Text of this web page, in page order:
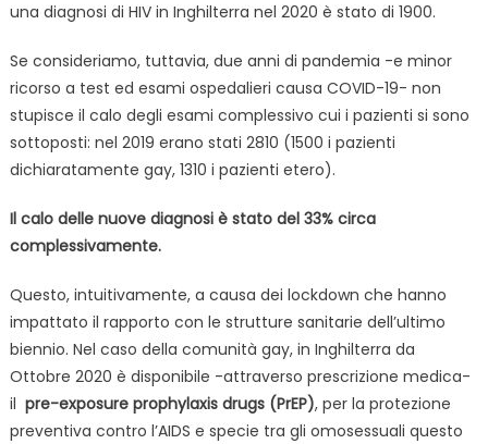
una diagnosi di HIV in Inghilterra nel 2020 è stato di 1900.
Se consideriamo, tuttavia, due anni di pandemia -e minor
ricorso a test ed esami ospedalieri causa COVID-19- non
stupisce il calo degli esami complessivo cui i pazienti si sono
sottoposti: nel 2019 erano stati 2810 (1500 i pazienti
dichiaratamente gay, 1310 i pazienti etero).
Il calo delle nuove diagnosi è stato del 33% circa
complessivamente.
Questo, intuitivamente, a causa dei lockdown che hanno
impattato il rapporto con le strutture sanitarie dell’ultimo
biennio. Nel caso della comunità gay, in Inghilterra da
Ottobre 2020 è disponibile -attraverso prescrizione medica-
il pre-exposure prophylaxis drugs (PrEP), per la protezione
preventiva contro l’AIDS e specie tra gli omosessuali questo